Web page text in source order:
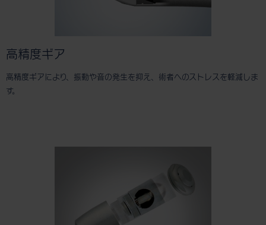
高精度ギア
高精度ギアにより、振動や音の発生を抑え、術者へのストレスを軽減しま
す。